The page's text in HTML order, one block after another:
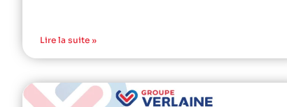
Lire la suite »